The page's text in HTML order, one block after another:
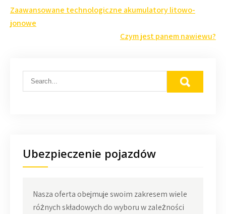
Nawigacja
wpisu
Zaawansowane technologiczne akumulatory litowo-
jonowe
Czym jest panem nawiewu?
Ubezpieczenie pojazdów
Nasza oferta obejmuje swoim zakresem wiele
różnych składowych do wyboru w zależności